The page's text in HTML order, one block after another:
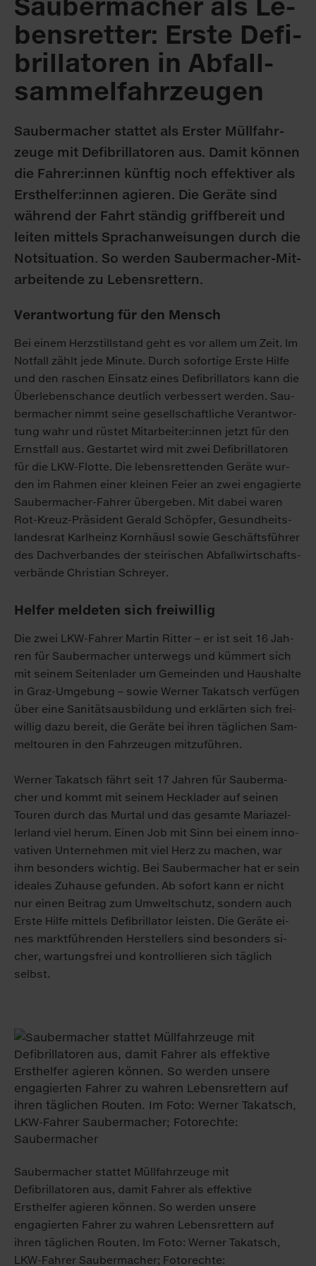
Sau­ber­ma­cher als Le­
bens­ret­ter: Ers­te De­fi­
bril­la­to­ren in Ab­fall­
sam­mel­fahr­zeu­gen
Sau­ber­ma­cher stat­tet als Ers­ter Müll­fahr­
zeu­ge mit De­fi­bril­la­to­ren aus. Da­mit kön­nen
die Fah­rer:in­nen künf­tig noch ef­fek­ti­ver als
Erst­hel­fer:in­nen agie­ren. Die Ge­rä­te sind
wäh­rend der Fahrt stän­dig griff­be­reit und
lei­ten mit­tels Sprach­an­wei­sun­gen durch die
Not­si­tua­ti­on. So wer­den Sau­ber­ma­cher-Mit­
ar­bei­ten­de zu Le­bens­ret­tern.
Verantwortung für den Mensch
Bei ei­nem Herz­still­stand geht es vor al­lem um Zeit. Im
Not­fall zählt je­de Mi­nu­te. Durch so­for­ti­ge Ers­te Hil­fe
und den ra­schen Ein­satz ei­nes De­fi­bril­la­tors kann die
Über­le­bens­chan­ce deut­lich ver­bes­sert wer­den. Sau­
ber­ma­cher nimmt sei­ne ge­sell­schaft­li­che Ver­ant­wor­
tung wahr und rüs­tet Mit­ar­bei­ter:in­nen jetzt für den
Ernst­fall aus. Ge­star­tet wird mit zwei De­fi­bril­la­to­ren
für die LKW-Flot­te. Die le­bens­ret­ten­den Ge­rä­te wur­
den im Rah­men ei­ner klei­nen Fei­er an zwei en­ga­gier­te
Sau­ber­ma­cher-Fah­rer über­ge­ben. Mit da­bei wa­ren
Rot-Kreuz-Prä­si­dent Ge­rald Schöp­fer, Ge­sund­heits­
lan­des­rat Karl­heinz Korn­häusl so­wie Ge­schäfts­füh­rer
des Dach­ver­ban­des der stei­ri­schen Ab­fall­wirt­schafts­
ver­bän­de Chris­ti­an Schrey­er.
Helfer meldeten sich freiwillig
Die zwei LKW-Fah­rer Mar­tin Rit­ter – er ist seit 16 Jah­
ren für Sau­ber­ma­cher un­ter­wegs und küm­mert sich
mit sei­nem Sei­ten­la­der um Ge­mein­den und Haus­hal­te
in Graz-Um­ge­bung – so­wie Wer­ner Takatsch ver­fü­gen
über ei­ne Sa­ni­täts­aus­bil­dung und er­klär­ten sich frei­
wil­lig da­zu be­reit, die Ge­rä­te bei ih­ren täg­li­chen Sam­
mel­tou­ren in den Fahr­zeu­gen mit­zu­füh­ren.
Wer­ner Takatsch fährt seit 17 Jah­ren für Sau­ber­ma­
cher und kommt mit sei­nem Heck­la­der auf sei­nen
Tou­ren durch das Mur­tal und das ge­sam­te Ma­ria­zel­
ler­land viel her­um. Ei­nen Job mit Sinn bei ei­nem in­no­
va­ti­ven Un­ter­neh­men mit viel Herz zu ma­chen, war
ihm be­son­ders wich­tig. Bei Sau­ber­ma­cher hat er sein
idea­les Zu­hau­se ge­fun­den. Ab so­fort kann er nicht
nur ei­nen Bei­trag zum Um­welt­schutz, son­dern auch
Ers­te Hil­fe mit­tels De­fi­bril­la­tor leis­ten. Die Ge­rä­te ei­
nes markt­füh­ren­den Her­stel­lers sind be­son­ders si­
cher, war­tungs­frei und kon­trol­lie­ren sich täg­lich
selbst.
Saubermacher stattet Müllfahrzeuge mit
Defibrillatoren aus, damit Fahrer als effektive
Ersthelfer agieren können. So werden unsere
engagierten Fahrer zu wahren Lebensrettern auf
ihren täglichen Routen. Im Foto: Werner Takatsch,
LKW-Fahrer Saubermacher; Fotorechte: